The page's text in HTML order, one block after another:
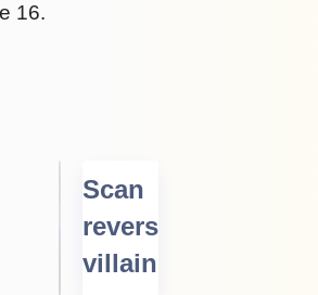
16.
Scan
reverse
villain